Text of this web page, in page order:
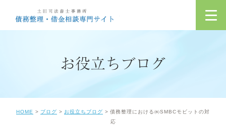
お役立ちブログ
HOME ブログ お役立ちブログ
債務整理における㈱SMBCモビットの対
応